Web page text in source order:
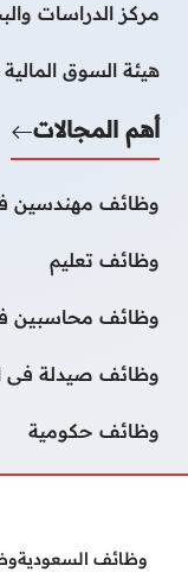
مركز الدراسات
هيئة السوق المالية
أهم المجالات
وظائف مهندسين
وظائف تعليم
وظائف محاسبين
وظائف صيدلة فى
وظائف حكومية
وظائف السعودية